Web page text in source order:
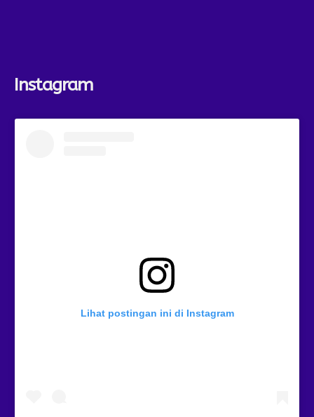
Instagram
Lihat postingan ini di Instagram